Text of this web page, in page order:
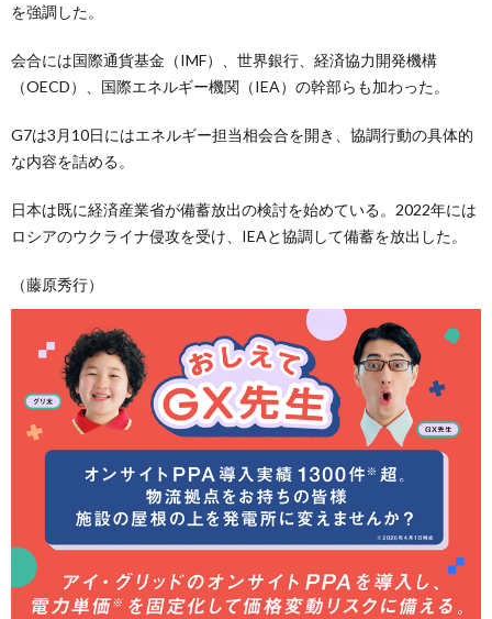
を強調した。
会合には国際通貨基金（IMF）、世界銀行、経済協力開発機構
（OECD）、国際エネルギー機関（IEA）の幹部らも加わった。
G7は3月10日にはエネルギー担当相会合を開き、協調行動の具体的
な内容を詰める。
日本は既に経済産業省が備蓄放出の検討を始めている。2022年には
ロシアのウクライナ侵攻を受け、IEAと協調して備蓄を放出した。
（藤原秀行）